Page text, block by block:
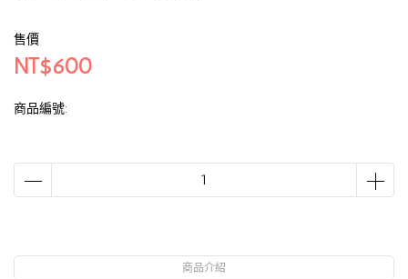
售價
NT$600
商品編號:
商品介紹